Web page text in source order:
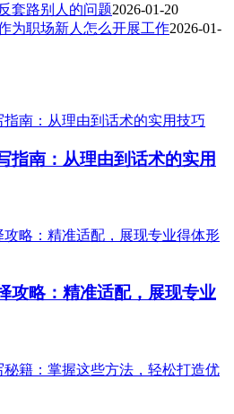
套路别人的问题2026-01-20
为职场新人怎么开展工作2026-01-
指南：从理由到话术的实用
攻略：精准适配，展现专业